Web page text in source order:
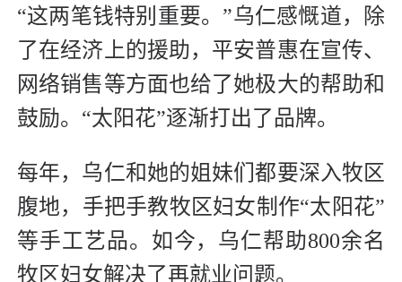
“这两笔钱特别重要。”乌仁感慨道，除
了在经济上的援助，平安普惠在宣传、
网络销售等方面也给了她极大的帮助和
鼓励。“太阳花”逐渐打出了品牌。
每年，乌仁和她的姐妹们都要深入牧区
腹地，手把手教牧区妇女制作“太阳花”
等手工艺品。如今，乌仁帮助800余名
牧区妇女解决了再就业问题。